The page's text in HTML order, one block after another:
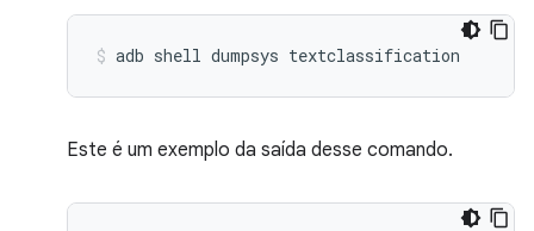
Este é um exemplo da saída desse comando.